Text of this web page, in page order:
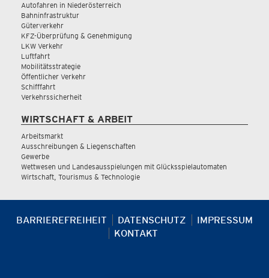
Autofahren in Niederösterreich
Bahninfrastruktur
Güterverkehr
KFZ-Überprüfung & Genehmigung
LKW Verkehr
Luftfahrt
Mobilitätsstrategie
Öffentlicher Verkehr
Schifffahrt
Verkehrssicherheit
WIRTSCHAFT & ARBEIT
Arbeitsmarkt
Ausschreibungen & Liegenschaften
Gewerbe
Wettwesen und Landesausspielungen mit Glücksspielautomaten
Wirtschaft, Tourismus & Technologie
BARRIEREFREIHEIT DATENSCHUTZ
IMPRESSUM
KONTAKT